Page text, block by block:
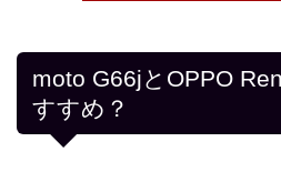
moto G66jとOPPO
すすめ？